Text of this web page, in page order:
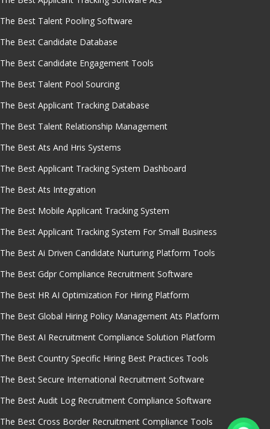
The Best Talent Pooling Software
The Best Candidate Database
The Best Candidate Engagement Tools
The Best Talent Pool Sourcing
The Best Applicant Tracking Database
The Best Talent Relationship Management
The Best Ats And Hris Systems
The Best Applicant Tracking System Dashboard
The Best Ats Integration
The Best Mobile Applicant Tracking System
The Best Applicant Tracking System For Small Business
The Best Ai Driven Candidate Nurturing Platform Tools
The Best Gdpr Compliance Recruitment Software
The Best HR AI Optimization For Hiring Platform
The Best Global Hiring Policy Management Ats Platform
The Best AI Recruitment Compliance Solution Platform
The Best Country Specific Hiring Best Practices Tools
The Best Secure International Recruitment Software
The Best Audit Log Recruitment Compliance Software
The Best Cross Border Recruitment Compliance Tools